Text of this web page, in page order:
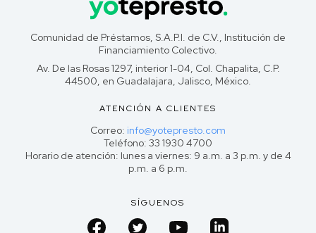
Comunidad de Préstamos, S.A.P.I. de C.V., Institución de
Financiamiento Colectivo.
Av. De las Rosas 1297, interior 1-04, Col. Chapalita, C.P.
44500, en Guadalajara, Jalisco, México.
ATENCIÓN A CLIENTES
Correo: info@yotepresto.com
Teléfono: 33 1930 4700
Horario de atención: lunes a viernes: 9 a.m. a 3 p.m. y de 4
p.m. a 6 p.m.
SÍGUENOS